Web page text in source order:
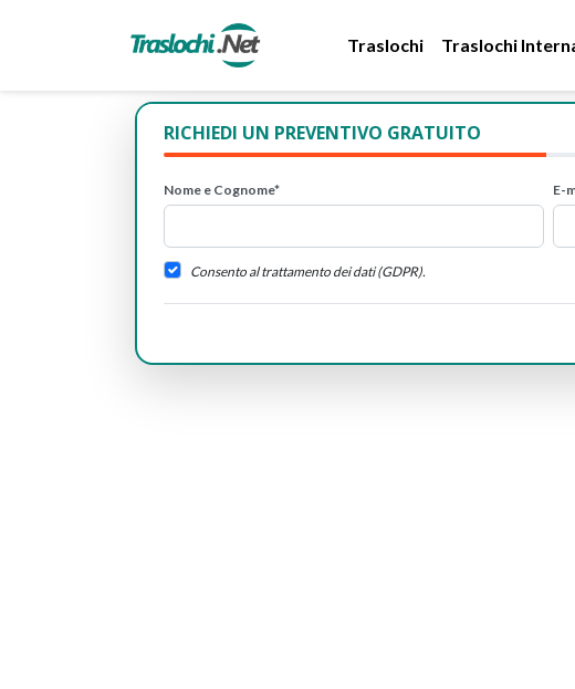
Traslochi Traslochi
RICHIEDI UN PREVENTIVO GRATUITO
Nome e Cognome* E-
Consento al trattamento dei dati (GDPR).